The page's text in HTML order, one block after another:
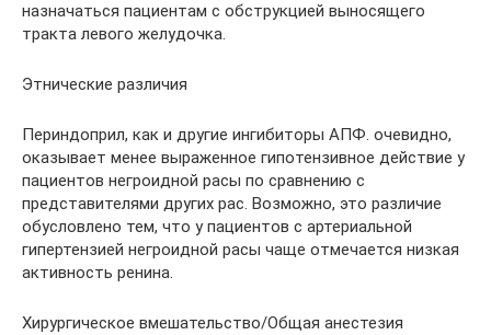
назначаться пациентам с обструкцией выносящего
тракта левого желудочка.
Этнические различия
Периндоприл, как и другие ингибиторы АПФ. очевидно,
оказывает менее выраженное гипотензивное действие у
пациентов негроидной расы по сравнению с
представителями других рас. Возможно, это различие
обусловлено тем, что у пациентов с артериальной
гипертензией негроидной расы чаще отмечается низкая
активность ренина.
Хирургическое вмешательство/Общая анестезия